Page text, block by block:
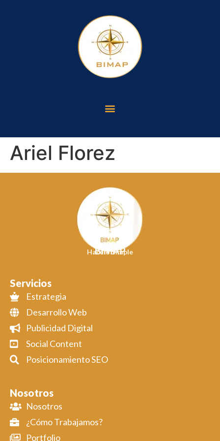
Ariel Florez
BIMAP
Hacelo Simple
Servicios
Estrategia
Desarrollo Web
Publicidad Digital
Social Content
Posicionamiento SEO
Nosotros
Nosotros
¿Cómo Trabajamos?
Portfolio